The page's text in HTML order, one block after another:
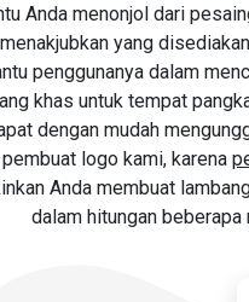
Anda menonjol dari
yang
penggunanya dalam
khas untuk tempat
dengan mudah
logo kami, karena
Anda membuat
dalam hitungan beberapa